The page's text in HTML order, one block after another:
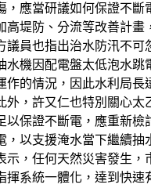
，應當研議如何保證不斷
高堤防、分流等改善計畫
議員也指出治水防汛不可
水機因配電盤太低泡水跳
作的情況，因此水利局長
外，許又仁也特別關心太
以保證不斷電，應重新檢
，以支援淹水當下繼續抽
示，任何天然災害發生，
揮系統一體化，達到快速